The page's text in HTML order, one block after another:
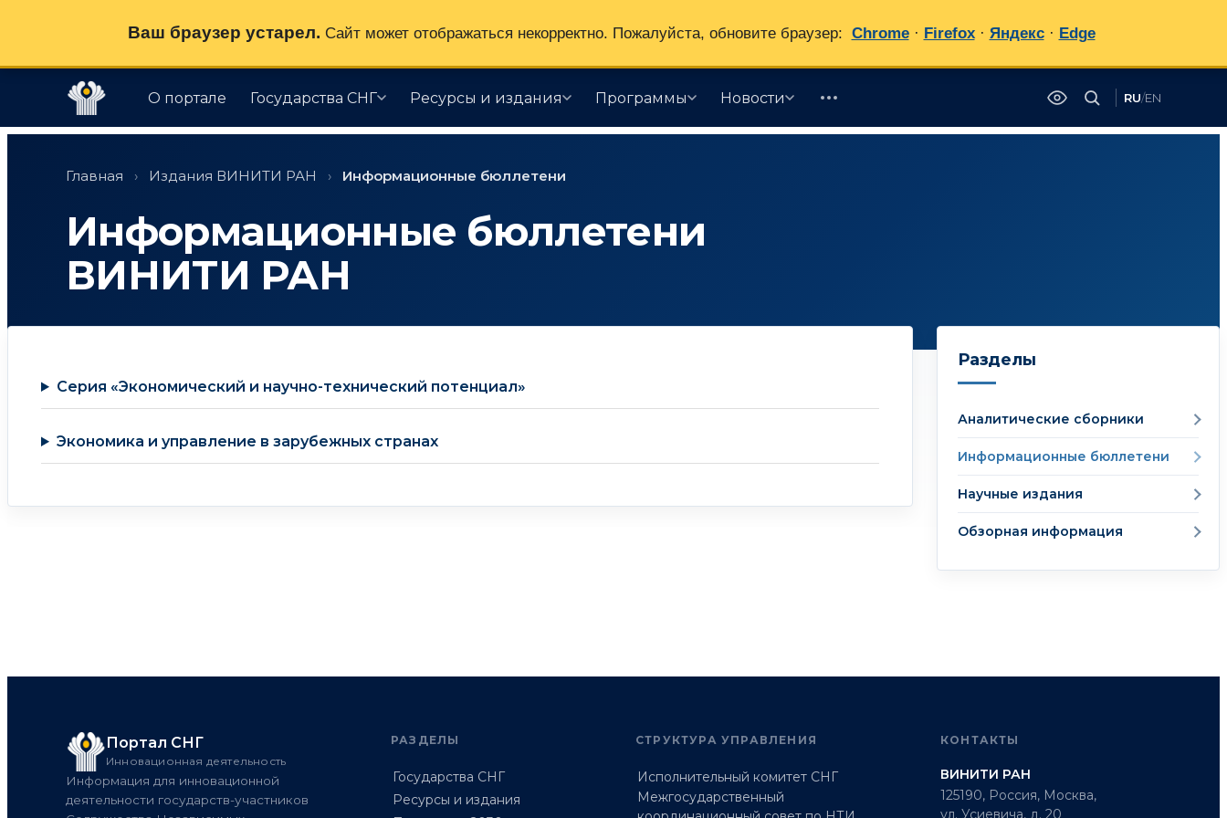
О портале Государства СНГ Ресурсы и издания Программы Новости RU/EN
Главная › Издания ВИНИТИ РАН › Информационные бюллетени
Информационные бюллетени
ВИНИТИ РАН
Серия «Экономический и научно-технический потенциал»
Экономика и управление в зарубежных странах
Разделы
Аналитические сборники
Информационные бюллетени
Научные издания
Обзорная информация
Портал СНГ
Инновационная деятельность
Информация для инновационной
деятельности государств-участников
РАЗДЕЛЫ
Государства СНГ
Ресурсы и издания
СТРУКТУРА УПРАВЛЕНИЯ
Исполнительный комитет СНГ
Межгосударственный
КОНТАКТЫ
ВИНИТИ РАН
125190, Россия, Москва,
ул. Усиевича, д. 20
Ваш браузер устарел. Сайт может отображаться некорректно. Пожалуйста, обновите браузер: Chrome · Firefox · Яндекс · Edge